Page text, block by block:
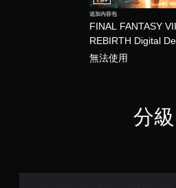
FINAL FANTASY VII
REBIRTH Digital
Edition昇級包 (日英
追加內容包
無法使用
分級